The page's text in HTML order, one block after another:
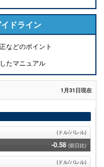
ドライン
などのポイント
たマニュアル
1月31日現在
(ドル/バレル)
-0.58 (前日比)
(ドル/バレル)